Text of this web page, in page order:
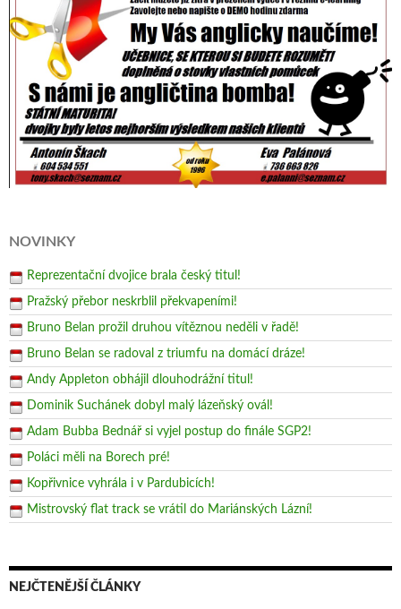
NOVINKY
Reprezentační dvojice brala český titul!
Pražský přebor neskrblil překvapeními!
Bruno Belan prožil druhou vítěznou neděli v řadě!
Bruno Belan se radoval z triumfu na domácí dráze!
Andy Appleton obhájil dlouhodrážní titul!
Dominik Suchánek dobyl malý lázeňský ovál!
Adam Bubba Bednář si vyjel postup do finále SGP2!
Poláci měli na Borech pré!
Kopřivnice vyhrála i v Pardubicích!
Mistrovský flat track se vrátil do Mariánských Lázní!
NEJČTENĚJŠÍ ČLÁNKY